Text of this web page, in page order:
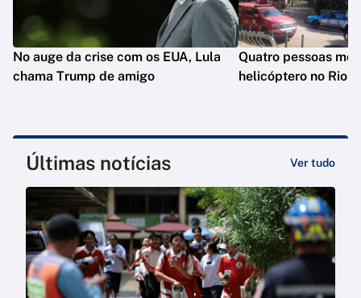
No auge da crise com os EUA, Lula
chama Trump de amigo
Quatro pessoas
helicóptero no Rio
Últimas notícias Ver tudo